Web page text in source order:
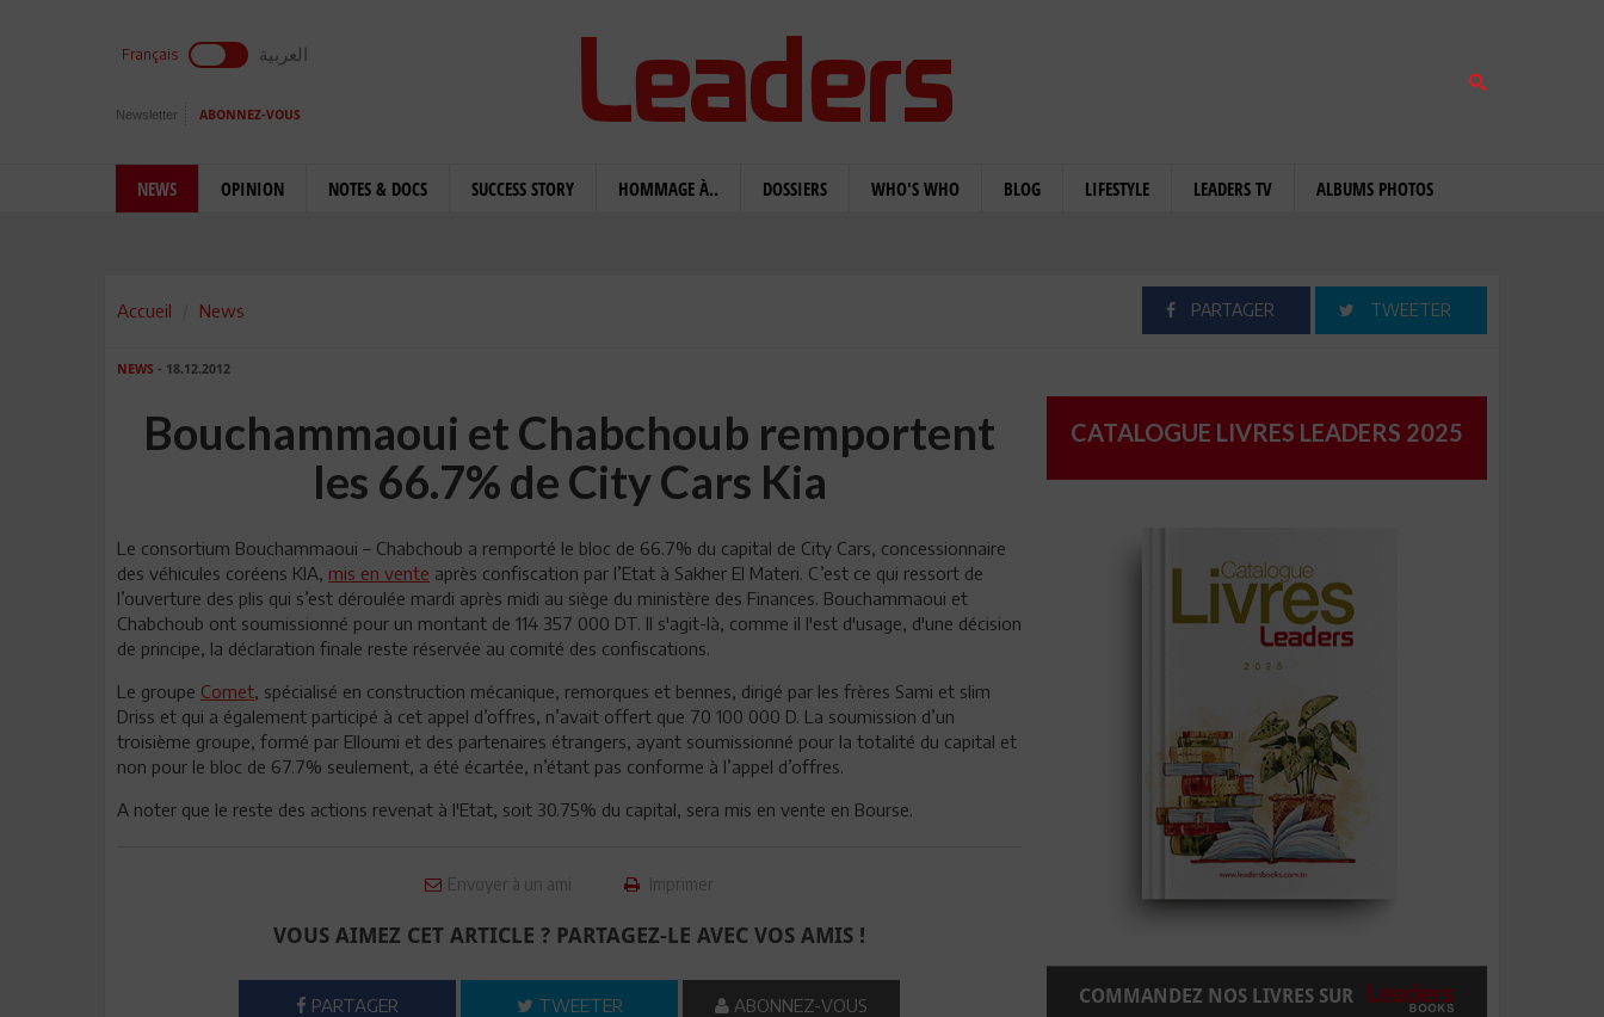
Français العربية
Newsletter ABONNEZ-VOUS
NEWS OPINION NOTES & DOCS SUCCESS STORY HOMMAGE À.. DOSSIERS WHO'S WHO BLOG LIFESTYLE LEADERS TV ALBUMS PHOTOS
Accueil News PARTAGER TWEETER
NEWS - 18.12.2012
Bouchammaoui et Chabchoub remportent
les 66.7% de City Cars Kia
Le consortium Bouchammaoui – Chabchoub a remporté le bloc de 66.7% du capital de City Cars, concessionnaire
des véhicules coréens KIA, mis en vente après confiscation par l’Etat à Sakher El Materi. C’est ce qui ressort de
l’ouverture des plis qui s’est déroulée mardi après midi au siège du ministère des Finances. Bouchammaoui et
Chabchoub ont soumissionné pour un montant de 114 357 000 DT. Il s'agit-là, comme il l'est d'usage, d'une décision
de principe, la déclaration finale reste réservée au comité des confiscations.
Le groupe Comet, spécialisé en construction mécanique, remorques et bennes, dirigé par les frères Sami et slim
Driss et qui a également participé à cet appel d’offres, n’avait offert que 70 100 000 D. La soumission d’un
troisième groupe, formé par Elloumi et des partenaires étrangers, ayant soumissionné pour la totalité du capital et
non pour le bloc de 67.7% seulement, a été écartée, n’étant pas conforme à l’appel d’offres.
A noter que le reste des actions revenat à l'Etat, soit 30.75% du capital, sera mis en vente en Bourse.
Envoyer à un ami Imprimer
VOUS AIMEZ CET ARTICLE ? PARTAGEZ-LE AVEC VOS AMIS !
PARTAGER TWEETER ABONNEZ-VOUS
CATALOGUE LIVRES LEADERS 2025
COMMANDEZ NOS LIVRES SUR